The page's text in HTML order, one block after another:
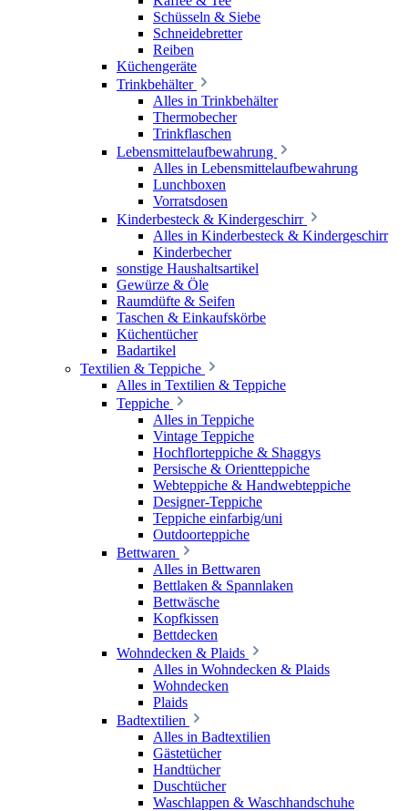
Schüsseln & Siebe
Schneidebretter
Reiben
Küchengeräte
Trinkbehälter
Alles in Trinkbehälter
Thermobecher
Trinkflaschen
Lebensmittelaufbewahrung
Alles in Lebensmittelaufbewahrung
Lunchboxen
Vorratsdosen
Kinderbesteck & Kindergeschirr
Alles in Kinderbesteck & Kindergeschirr
Kinderbecher
sonstige Haushaltsartikel
Gewürze & Öle
Raumdüfte & Seifen
Taschen & Einkaufskörbe
Küchentücher
Badartikel
Textilien & Teppiche
Alles in Textilien & Teppiche
Teppiche
Alles in Teppiche
Vintage Teppiche
Hochflorteppiche & Shaggys
Persische & Orientteppiche
Webteppiche & Handwebteppiche
Designer-Teppiche
Teppiche einfarbig/uni
Outdoorteppiche
Bettwaren
Alles in Bettwaren
Bettlaken & Spannlaken
Bettwäsche
Kopfkissen
Bettdecken
Wohndecken & Plaids
Alles in Wohndecken & Plaids
Wohndecken
Plaids
Badtextilien
Alles in Badtextilien
Gästetücher
Handtücher
Duschtücher
Waschlappen & Waschhandschuhe